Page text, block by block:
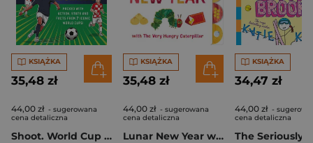
KSIĄŻKA
35,48 zł
44,00 zł - sugerowana
cena detaliczna
Shoot. World Cup Legends
KSIĄŻKA
35,48 zł
44,00 zł - sugerowana
cena detaliczna
Lunar New Year with The Very Hungry Caterpillar
KSIĄŻKA
34,47 zł
44,00 zł -
cena detaliczna